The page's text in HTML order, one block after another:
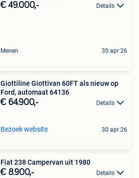
€ 49.000,- Details
Menen 30 apr 26
Giottiline Giottivan 60FT als nieuw op
Ford, automaat 64136
€ 64.900,- Details
Bezoek website 30 apr 26
Fiat 238 Campervan uit 1980
€ 8.900,- Details